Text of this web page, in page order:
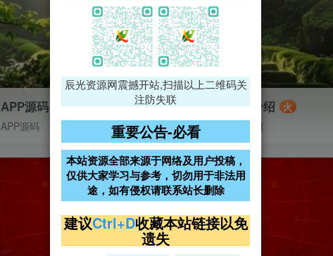
APP源码
APP源码
VIP特权介绍 火
VIP特权介绍
辰光资源网震撼开站,扫描以上二维码关
注防失联
重要公告-必看
本站资源全部来源于网络及用户投稿，
仅供大家学习与参考，切勿用于非法用
途，如有侵权请联系站长删除
建议Ctrl+D收藏本站链接以免
遗失